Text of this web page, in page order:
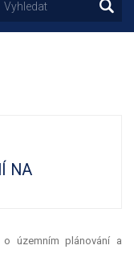
NA
územním plánování a